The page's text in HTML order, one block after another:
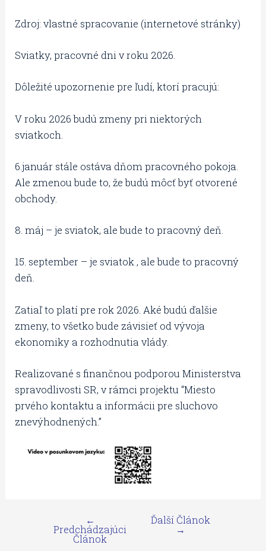
Zdroj: vlastné spracovanie (internetové stránky)
Sviatky, pracovné dni v roku 2026.
Dôležité upozornenie pre ľudí, ktorí pracujú:
V roku 2026 budú zmeny pri niektorých
sviatkoch.
6.január stále ostáva dňom pracovného pokoja.
Ale zmenou bude to, že budú môcť byť otvorené
obchody.
8. máj – je sviatok, ale bude to pracovný deň.
15. september – je sviatok , ale bude to pracovný
deň.
Zatiaľ to platí pre rok 2026. Aké budú ďalšie
zmeny, to všetko bude závisieť od vývoja
ekonomiky a rozhodnutia vlády.
Realizované s finančnou podporou Ministerstva
spravodlivosti SR, v rámci projektu “Miesto
prvého kontaktu a informácii pre sluchovo
znevýhodnených.”
←
Predchádzajúci
Článok
Ďalší Článok
→